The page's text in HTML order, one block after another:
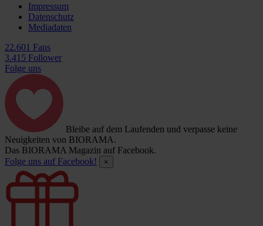
Impressum
Datenschutz
Mediadaten
22.601 Fans
3.415 Follower
Folge uns
Bleibe auf dem Laufenden und verpasse keine
Neuigkeiten von BIORAMA.
Das BIORAMA Magazin auf Facebook.
Folge uns auf Facebook!
×